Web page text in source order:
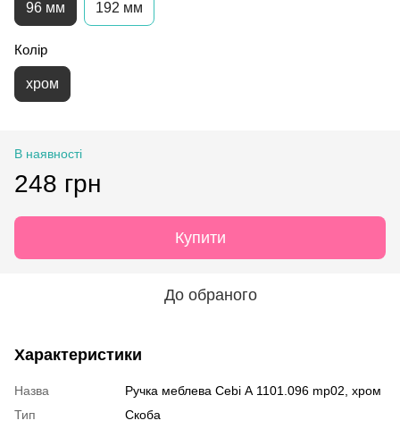
96 мм 192 мм
Колір
хром
В наявності
248 грн
Купити
До обраного
Характеристики
Назва
Ручка меблева Cebi А 1101.096 mp02, хром
Тип
Скоба